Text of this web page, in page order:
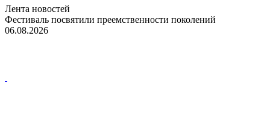
Лента новостей
Фестиваль посвятили преемственности поколений
06.08.2026